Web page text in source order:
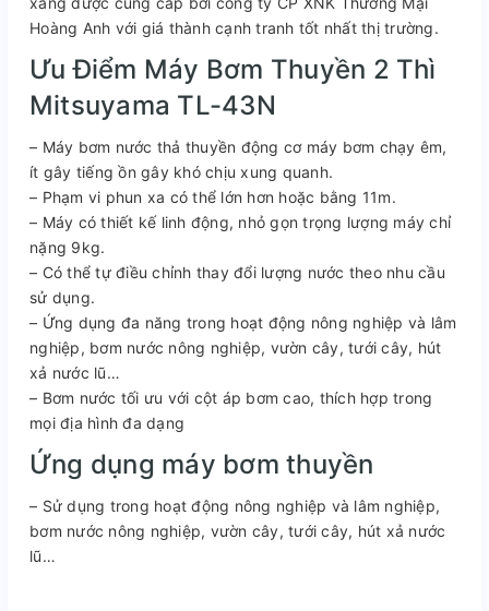
Hoàng Anh với giá thành cạnh tranh tốt nhất thị trường.
Ưu Điểm Máy Bơm Thuyền 2 Thì
Mitsuyama TL-43N
– Máy bơm nước thả thuyền động cơ máy bơm chạy êm,
ít gây tiếng ồn gây khó chịu xung quanh.
– Phạm vi phun xa có thể lớn hơn hoặc bằng 11m.
– Máy có thiết kế linh động, nhỏ gọn trọng lượng máy chỉ
nặng 9kg.
– Có thể tự điều chỉnh thay đổi lượng nước theo nhu cầu
sử dụng.
– Ứng dụng đa năng trong hoạt động nông nghiệp và lâm
nghiệp, bơm nước nông nghiệp, vườn cây, tưới cây, hút
xả nước lũ…
– Bơm nước tối ưu với cột áp bơm cao, thích hợp trong
mọi địa hình đa dạng
Ứng dụng máy bơm thuyền
– Sử dụng trong hoạt động nông nghiệp và lâm nghiệp,
bơm nước nông nghiệp, vườn cây, tưới cây, hút xả nước
lũ…